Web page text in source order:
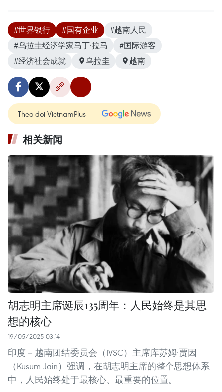
#世界银行 #国有企业
#越南人民
#乌拉圭经济学家马丁·拉马
#国际游客
#经济社会成就
乌拉圭 越南
Theo dõi VietnamPlus
相关新闻
胡志明主席诞辰135周年：人民始终是其思
想的核心
19/05/2025 03:14
印度－越南团结委员会（IVSC）主席库苏姆·贾因
（Kusum Jain）强调，在胡志明主席的整个思想体系
中，人民始终处于最核心、最重要的位置。